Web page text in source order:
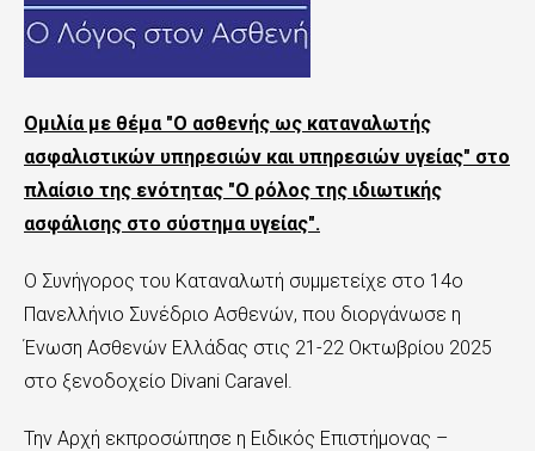
Ομιλία με θέμα "Ο ασθενής ως καταναλωτής
ασφαλιστικών υπηρεσιών και υπηρεσιών υγείας" στο
πλαίσιο της ενότητας "Ο ρόλος της ιδιωτικής
ασφάλισης στο σύστημα υγείας".
Ο Συνήγορος του Καταναλωτή συμμετείχε στο 14ο
Πανελλήνιο Συνέδριο Ασθενών, που διοργάνωσε η
Ένωση Ασθενών Ελλάδας στις 21-22 Οκτωβρίου 2025
στο ξενοδοχείο Divani Caravel.
Την Αρχή εκπροσώπησε η Ειδικός Επιστήμονας –